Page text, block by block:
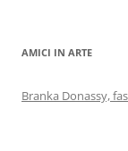
AMICI IN ARTE
Branka Donassy,